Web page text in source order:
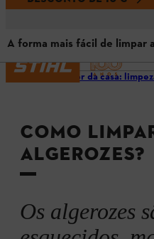
Ao redor da casa:
COMO
ALGEROZES?
Os algerozes
A forma mais fácil de limpar
Porque é importante
A forma mais fácil de limpar